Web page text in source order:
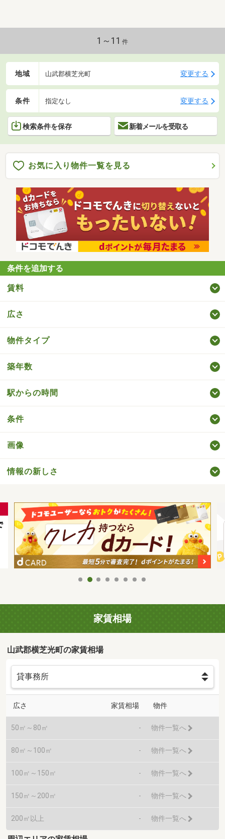
1～11 件
地域 山武郡横芝光町 変更する
条件 指定なし 変更する
検索条件を保存 新着メールを受取る
お気に入り物件一覧を見る
条件を追加する
賃料
広さ
物件タイプ
築年数
駅からの時間
条件
画像
情報の新しさ
家賃相場
山武郡横芝光町の家賃相場
広さ 家賃相場 物件
50㎡～80㎡ - 物件一覧へ
80㎡～100㎡ - 物件一覧へ
100㎡～150㎡ - 物件一覧へ
150㎡～200㎡ - 物件一覧へ
200㎡以上 - 物件一覧へ